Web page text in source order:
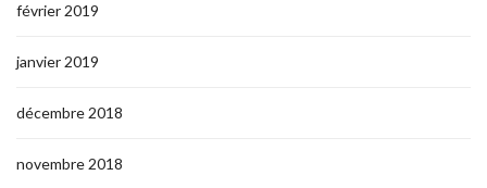
février 2019
janvier 2019
décembre 2018
novembre 2018